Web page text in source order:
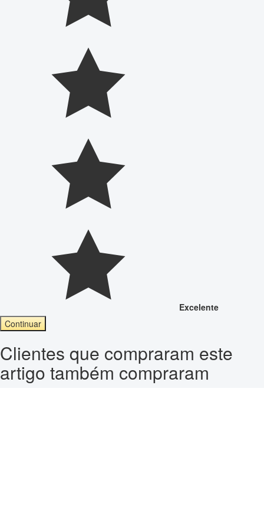
Excelente
Continuar
Clientes que compraram este
artigo também compraram